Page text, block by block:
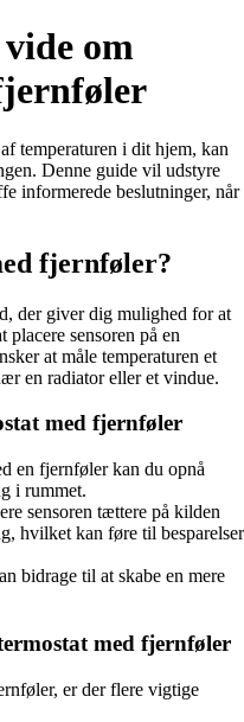
om
temperaturen i dit hjem, kan
Denne guide vil udstyre
informerede beslutninger, når
fjernføler?
der giver dig mulighed for at
sensoren på en
at måle temperaturen et
en radiator eller et vindue.
med fjernføler
en fjernføler kan du opnå
i rummet.
sensoren tættere på kilden
hvilket kan føre til besparelser
bidrage til at skabe en mere
med fjernføler
er der flere vigtige